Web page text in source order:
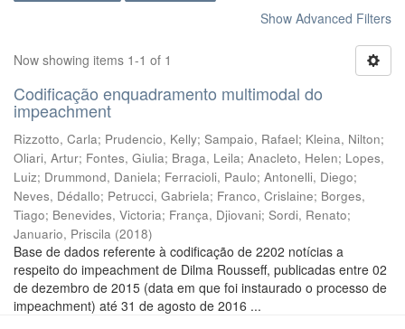
Show Advanced Filters
Now showing items 1-1 of 1
Codificação enquadramento multimodal do
impeachment
Rizzotto, Carla; Prudencio, Kelly; Sampaio, Rafael; Kleina, Nilton;
Oliari, Artur; Fontes, Giulia; Braga, Leila; Anacleto, Helen; Lopes,
Luiz; Drummond, Daniela; Ferracioli, Paulo; Antonelli, Diego;
Neves, Dédallo; Petrucci, Gabriela; Franco, Crislaine; Borges,
Tiago; Benevides, Victoria; França, Djiovani; Sordi, Renato;
Januario, Priscila (2018)
Base de dados referente à codificação de 2202 notícias a
respeito do impeachment de Dilma Rousseff, publicadas entre 02
de dezembro de 2015 (data em que foi instaurado o processo de
impeachment) até 31 de agosto de 2016 ...